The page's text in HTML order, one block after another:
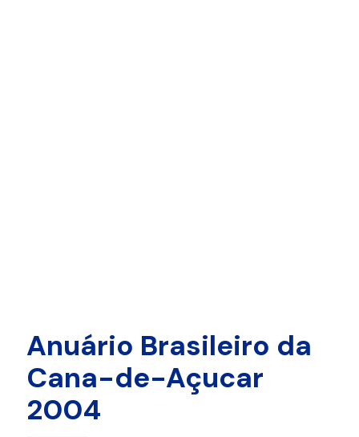
Anuário Brasileiro da
Cana-de-Açucar
2004